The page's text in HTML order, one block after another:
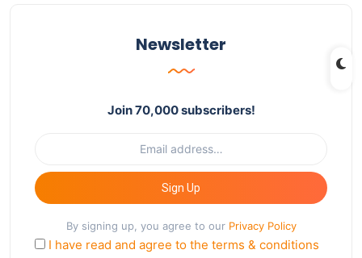
Newsletter
Join 70,000 subscribers!
Sign Up
By signing up, you agree to our Privacy Policy
I have read and agree to the terms & conditions